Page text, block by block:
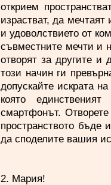
открием
израстват, да мечтаят
и удоволствието от
съвместните мечти и
отворят за другите и
този начин ги
допускайте искрата
която
смартфонът.
пространството бъде
да споделите вашия
2. Мария!